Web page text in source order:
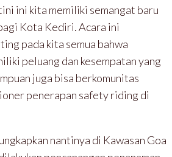
ini kita memiliki semangat baru
Kota Kediri. Acara ini
pada kita semua bahwa
peluang dan kesempatan yang
juga bisa berkomunitas
penerapan safety riding di
nantinya di Kawasan Goa